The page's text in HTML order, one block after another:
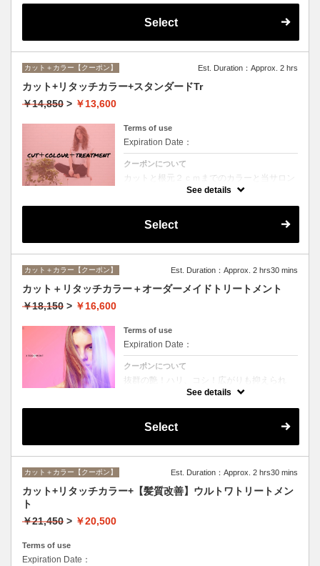
Select
カット＋カラー【クーポン】 Est. Duration：Approx. 2 hrs
カット+リタッチカラー+スタンダードTr
￥14,850 > ￥13,600
Terms of use
Expiration Date：
クーポンについて
カットと根元２ｃｍまでのカラーと当サロン
オススメ、スペシャルトリートメントのセッ
See details
Select
カット＋カラー【クーポン】 Est. Duration：Approx. 2 hrs30 mins
カット＋リタッチカラー＋オーダーメイドトリートメント
￥18,150 > ￥16,600
Terms of use
Expiration Date：
クーポンについて
抜群の艶！ハリ、コシ！広がりも抑えられ
る！どんなに傷んだ髪も、鮮やかなハイトー
See details
Select
カット＋カラー【クーポン】 Est. Duration：Approx. 2 hrs30 mins
カット+リタッチカラー+【髪質改善】ウルトワトリートメン
ト
￥21,450 > ￥20,500
Terms of use
Expiration Date：